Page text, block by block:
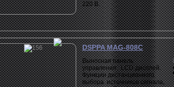
220 В.
DSPPA MAG-808C
Выносная панель
управления. LCD-дисплей.
Функции дистанционного
выбора источников сигнала,